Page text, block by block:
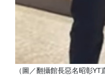
（圖／翻攝館長惡名昭彰YT